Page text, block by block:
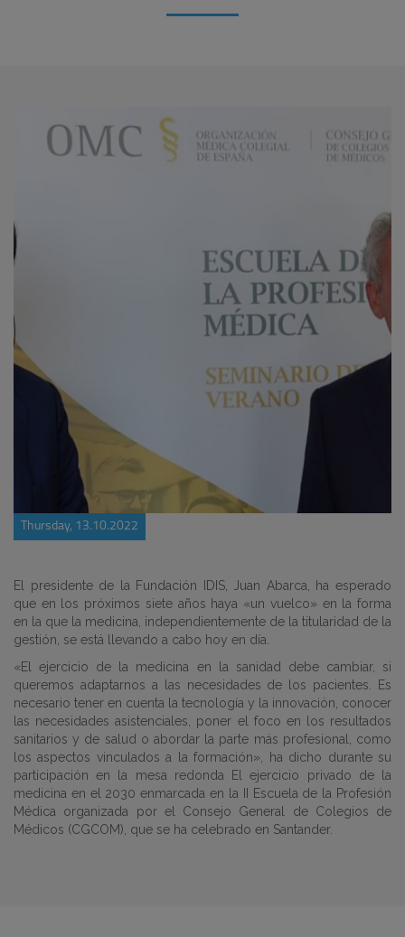
Thursday, 13.10.2022
El presidente de la Fundación IDIS, Juan Abarca, ha esperado
que en los próximos siete años haya «un vuelco» en la forma
en la que la medicina, independientemente de la titularidad de la
gestión, se está llevando a cabo hoy en día.
«El ejercicio de la medicina en la sanidad debe cambiar, si
queremos adaptarnos a las necesidades de los pacientes. Es
necesario tener en cuenta la tecnología y la innovación, conocer
las necesidades asistenciales, poner el foco en los resultados
sanitarios y de salud o abordar la parte más profesional, como
los aspectos vinculados a la formación», ha dicho durante su
participación en la mesa redonda El ejercicio privado de la
medicina en el 2030 enmarcada en la II Escuela de la Profesión
Médica organizada por el Consejo General de Colegios de
Médicos (CGCOM), que se ha celebrado en Santander.